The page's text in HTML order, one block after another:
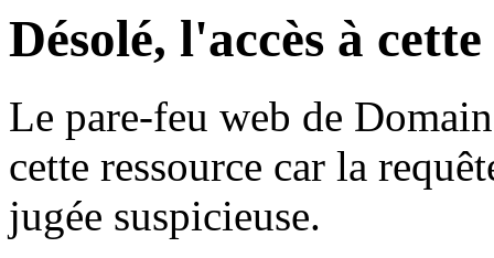
Désolé, l'accès à
Le pare-feu web de
cette ressource car la
jugée suspicieuse.